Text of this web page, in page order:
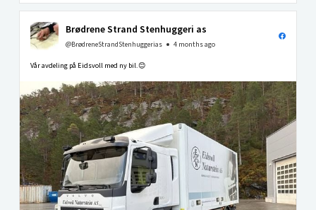
Brødrene Strand Stenhuggeri as
@BrødreneStrandStenhuggerias 4 months ago
Vår avdeling på Eidsvoll med ny bil.😊